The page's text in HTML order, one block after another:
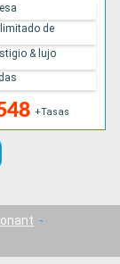
+Tasas
de
& lujo